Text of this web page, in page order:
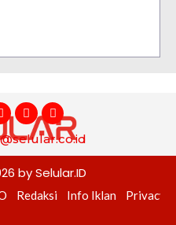
by Selular.ID
Redaksi Info Iklan Privacy